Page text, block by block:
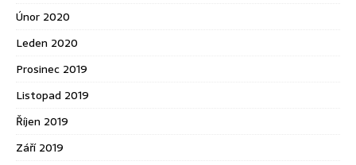
Únor 2020
Leden 2020
Prosinec 2019
Listopad 2019
Říjen 2019
Září 2019